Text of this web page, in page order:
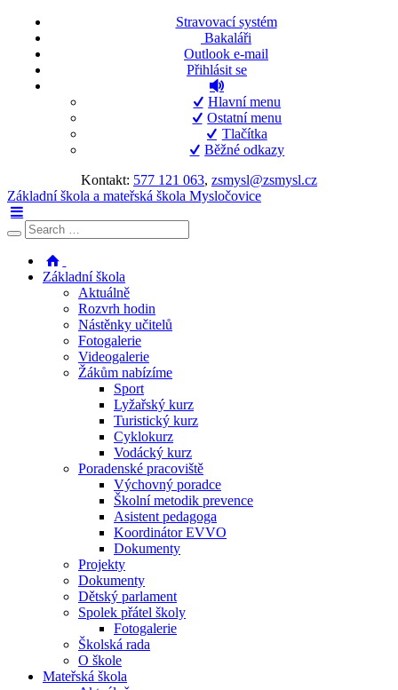
Stravovací systém
Bakaláři
Outlook e-mail
Přihlásit se
Hlavní menu
Ostatní menu
Tlačítka
Běžné odkazy
Kontakt: 577 121 063, zsmysl@zsmysl.cz
Základní škola a mateřská škola Mysločovice
Základní škola
Aktuálně
Rozvrh hodin
Nástěnky učitelů
Fotogalerie
Videogalerie
Žákům nabízíme
Sport
Lyžařský kurz
Turistický kurz
Cyklokurz
Vodácký kurz
Poradenské pracoviště
Výchovný poradce
Školní metodik prevence
Asistent pedagoga
Koordinátor EVVO
Dokumenty
Projekty
Dokumenty
Dětský parlament
Spolek přátel školy
Fotogalerie
Školská rada
O škole
Mateřská škola